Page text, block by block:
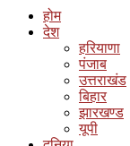
होम
देश
हरियाणा
पंजाब
उत्तराखंड
बिहार
झारखण्ड
यूपी